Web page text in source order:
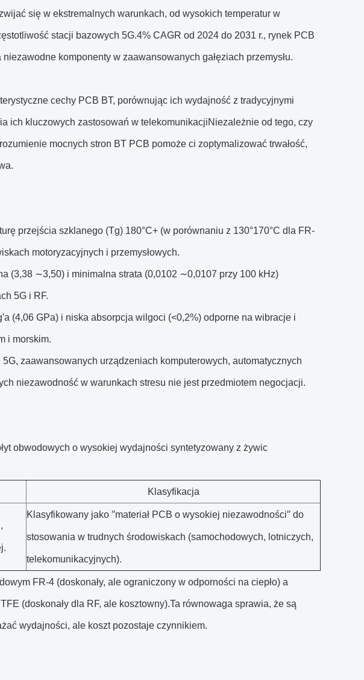
się w ekstremalnych warunkach, od wysokich temperatur w
stacji bazowych 5G.4% CAGR od 2024 do 2031 r., rynek PCB
komponenty w zaawansowanych gałęziach przemysłu.
cechy PCB BT, porównując ich wydajność z tradycyjnymi
ich kluczowych zastosowań w telekomunikacjiNiezależnie od tego, czy
mocnych stron BT PCB pomoże ci zoptymalizować trwałość,
przejścia szklanego (Tg) 180°C+ (w porównaniu z 130°170°C dla FR-
motoryzacyjnych i przemysłowych.
(3,38 ∼3,50) i minimalna strata (0,0102 ∼0,0107 przy 100 kHz)
5G i RF.
(4,06 GPa) i niska absorpcja wilgoci (<0,2%) odporne na wibracje i
i morskim.
zaawansowanych urządzeniach komputerowych, automatycznych
niezawodność w warunkach stresu nie jest przedmiotem negocjacji.
obwodowych o wysokiej wydajności syntetyzowany z żywic
Klasyfikacja
Klasyfikowany jako ′′materiał PCB o wysokiej niezawodności′′ do
stosowania w trudnych środowiskach (samochodowych, lotniczych,
telekomunikacyjnych).
FR-4 (doskonały, ale ograniczony w odporności na ciepło) a
(doskonały dla RF, ale kosztowny).Ta równowaga sprawia, że są
wydajności, ale koszt pozostaje czynnikiem.